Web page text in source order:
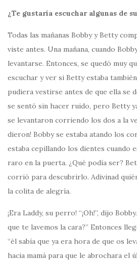
¿Te gustaría escuchar algunas de
Todas las mañanas Bobby y Betty
viste antes. Una mañana, cuando
levantarse. Entonces, se quedó muy
escuchar y ver si Betty estaba
pudiera vestirse antes de que ella se
se sentó sin hacer ruido, pero Betty
se levantaron corriendo los dos a la
dieron! Bobby se estaba atando los
estaba cepillando los dientes cuando
raro en la puerta. ¿Qué podía ser?
corrió para descubrirlo. Adivinad
la colita de alegría.
¡Era Laddy, su perro! “¡Oh!”, dijo
que te lavemos la cara?” Entonces
“él sabía que ya era hora de que os
hacia mamá para que le abrochara el